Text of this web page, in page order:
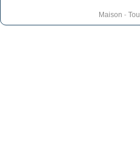
Maison -